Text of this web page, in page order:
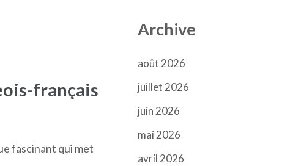
français
fascinant qui met
Archive
août 2026
juillet 2026
juin 2026
mai 2026
avril 2026